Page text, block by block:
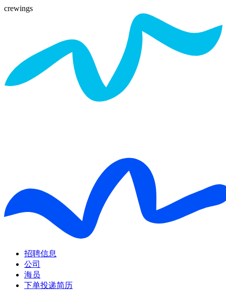
crewings
招聘信息
公司
海员
下单投递简历